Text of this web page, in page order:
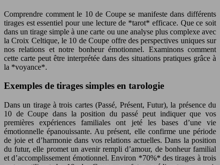
Comprendre comment le 10 de Coupe se manifeste dans différents
tirages est essentiel pour une lecture de *tarot* efficace. Que ce soit
dans un tirage simple à une carte ou une analyse plus complexe avec
la Croix Celtique, le 10 de Coupe offre des perspectives uniques sur
nos relations et notre bonheur émotionnel. Examinons comment
cette carte peut être interprétée dans des situations pratiques grâce à
la *voyance*.
Exemples de tirages simples en tarologie
Dans un tirage à trois cartes (Passé, Présent, Futur), la présence du
10 de Coupe dans la position du passé peut indiquer que vos
premières expériences familiales ont jeté les bases d’une vie
émotionnelle épanouissante. Au présent, elle confirme une période
de joie et d’harmonie dans vos relations actuelles. Dans la position
du futur, elle promet un avenir rempli d’amour, de bonheur familial
et d’accomplissement émotionnel. Environ *70%* des tirages à trois